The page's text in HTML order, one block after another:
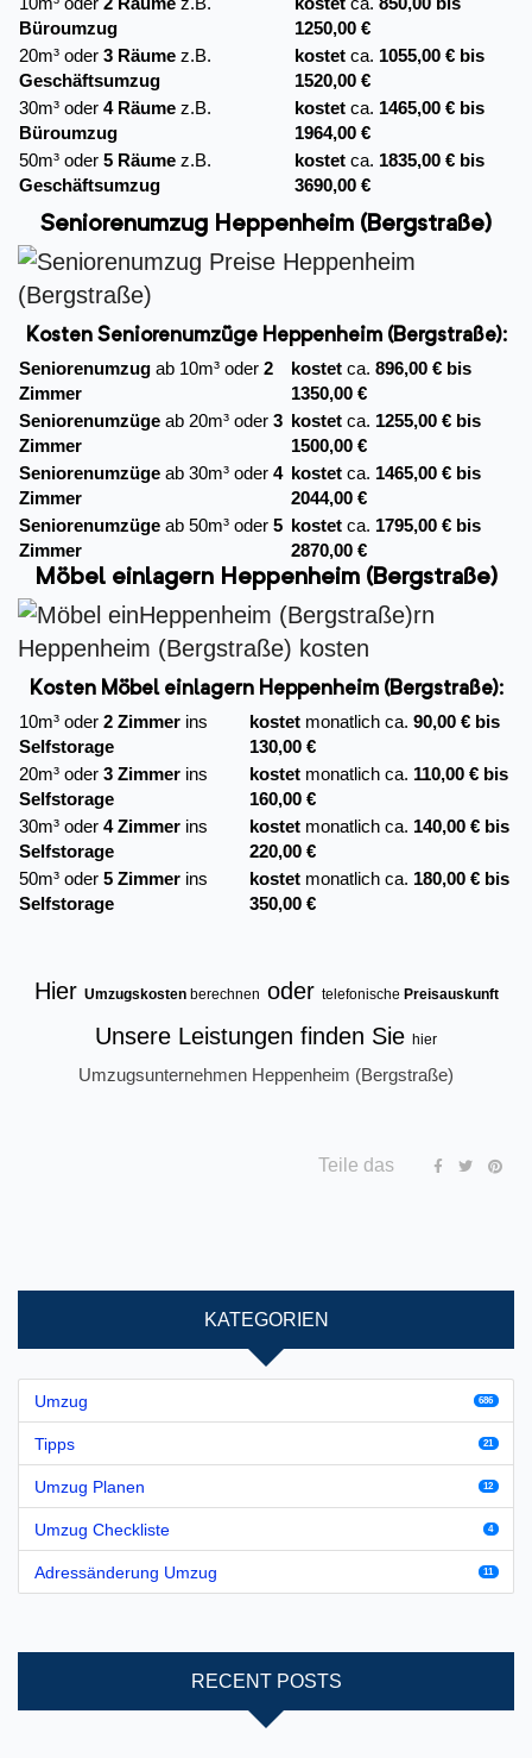
Büroumzug
1250,00 €
20m³ oder 3 Räume z.B.
Geschäftsumzug
kostet ca. 1055,00 € bis
1520,00 €
30m³ oder 4 Räume z.B.
Büroumzug
kostet ca. 1465,00 € bis
1964,00 €
50m³ oder 5 Räume z.B.
Geschäftsumzug
kostet ca. 1835,00 € bis
3690,00 €
Seniorenumzug Heppenheim (Bergstraße)
Kosten Seniorenumzüge Heppenheim (Bergstraße):
Seniorenumzug ab 10m³ oder 2
Zimmer
kostet ca. 896,00 € bis
1350,00 €
Seniorenumzüge ab 20m³ oder 3
Zimmer
kostet ca. 1255,00 € bis
1500,00 €
Seniorenumzüge ab 30m³ oder 4
Zimmer
kostet ca. 1465,00 € bis
2044,00 €
Seniorenumzüge ab 50m³ oder 5
Zimmer
kostet ca. 1795,00 € bis
2870,00 €
Möbel einlagern Heppenheim (Bergstraße)
Kosten Möbel einlagern Heppenheim (Bergstraße):
10m³ oder 2 Zimmer ins
Selfstorage
kostet monatlich ca. 90,00 € bis
130,00 €
20m³ oder 3 Zimmer ins
Selfstorage
kostet monatlich ca. 110,00 € bis
160,00 €
30m³ oder 4 Zimmer ins
Selfstorage
kostet monatlich ca. 140,00 € bis
220,00 €
50m³ oder 5 Zimmer ins
Selfstorage
kostet monatlich ca. 180,00 € bis
350,00 €
Hier Umzugskostenberechnen oder telefonische Preisauskunft
Unsere Leistungen finden Sie hier
Umzugsunternehmen Heppenheim (Bergstraße)
Teile das
KATEGORIEN
Umzug 686
Tipps 21
Umzug Planen 12
Umzug Checkliste 4
Adressänderung Umzug 11
RECENT POSTS